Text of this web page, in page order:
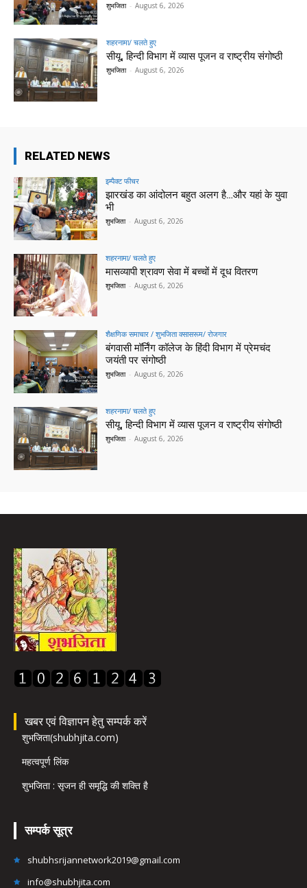
शुभजिता - August 6, 2026
शहरनामा/ चलते हुए
सीयू, हिन्दी विभाग में व्यास पूजन व राष्ट्रीय संगोष्ठी
शुभजिता - August 6, 2026
RELATED NEWS
इम्पैक्ट फीचर
झारखंड का आंदोलन बहुत अलग है…और यहां के युवा
भी
शुभजिता - August 6, 2026
शहरनामा/ चलते हुए
मासव्यापी श्रावण सेवा में बच्चों में दूध वितरण
शुभजिता - August 6, 2026
शैक्षणिक समाचार / शुभजिता क्सासरूम/ रोजगार
बंगवासी मॉर्निंग कॉलेज के हिंदी विभाग में प्रेमचंद
जयंती पर संगोष्ठी
शुभजिता - August 6, 2026
शहरनामा/ चलते हुए
सीयू, हिन्दी विभाग में व्यास पूजन व राष्ट्रीय संगोष्ठी
शुभजिता - August 6, 2026
खबर एवं विज्ञापन हेतु सम्पर्क करें
शुभजिता(shubhjita.com)
महत्वपूर्ण लिंक
शुभजिता : सृजन ही समृद्धि की शक्ति है
सम्पर्क सूत्र
shubhsrijannetwork2019@gmail.com
info@shubhjita.com